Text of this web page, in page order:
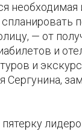
— от
и
и
Сергунина,